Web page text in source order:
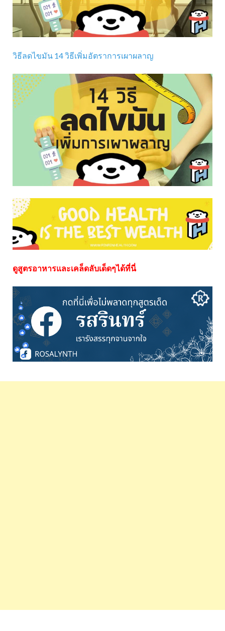
วิธีลดไขมัน 14 วิธีเพิ่มอัตราการเผาผลาญ
ดูสูตรอาหารและเคล็ดลับเด็ดๆได้ที่นี่